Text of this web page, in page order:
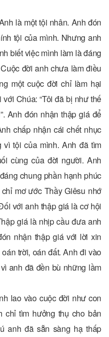
là một tội nhân. Anh đón
tội của mình. Nhưng anh
biết việc mình làm là đáng
đời anh chưa làm điều
một cuộc đời chỉ làm hại
Chúa: “Tôi đã bị như thế
Anh đón nhận thập giá để
chấp nhận cái chết nhục
tội của mình. Anh đã tìm
cùng của đời người. Anh
chung phần hạnh phúc
mơ ước Thầy Giêsu nhớ
với anh thập giá là cơ hội
giá là nhịp cầu đưa anh
nhận thập giá với lời xin
trời, oán đất. Anh đi vào
anh đã đền bù những lầm
lao vào cuộc đời như con
chỉ tìm hưởng thụ cho bản
anh đã sẵn sàng hạ thấp